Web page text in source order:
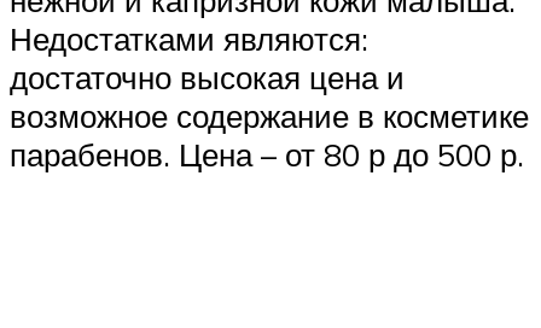
Недостатками являются:
достаточно высокая цена и
возможное содержание в косметике
парабенов. Цена – от 80 р до 500 р.